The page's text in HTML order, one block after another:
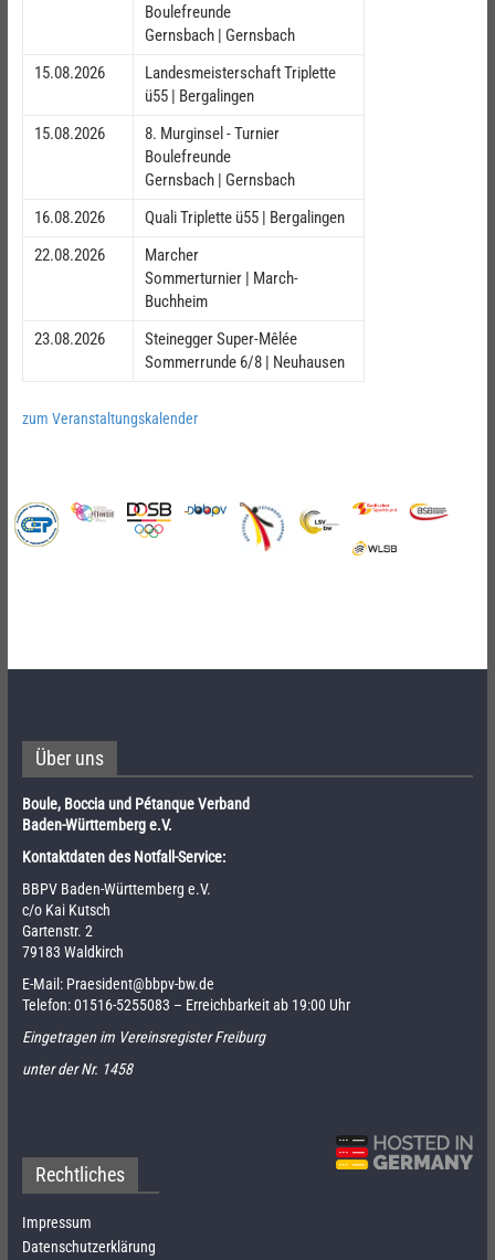
Boulefreunde
Gernsbach | Gernsbach
15.08.2026
Landesmeisterschaft Triplette
ü55 | Bergalingen
15.08.2026
8. Murginsel - Turnier
Boulefreunde
Gernsbach | Gernsbach
16.08.2026
Quali Triplette ü55 | Bergalingen
22.08.2026
Marcher
Sommerturnier | March-
Buchheim
23.08.2026
Steinegger Super-Mêlée
Sommerrunde 6/8 | Neuhausen
zum Veranstaltungskalender
Über uns
Boule, Boccia und Pétanque Verband
Baden-Württemberg e.V.
Kontaktdaten des Notfall-Service:
BBPV Baden-Württemberg e.V.
c/o Kai Kutsch
Gartenstr. 2
79183 Waldkirch
E-Mail: Praesident@bbpv-bw.de
Telefon:01516-5255083 – Erreichbarkeit ab 19:00 Uhr
Eingetragen im Vereinsregister Freiburg
unter der Nr. 1458
Rechtliches
Impressum
Datenschutzerklärung